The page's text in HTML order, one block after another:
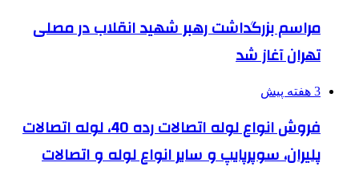
مراسم بزرگداشت رهبر شهید انقلاب در مصلی
تهران آغاز شد
3 هفته پیش
فروش انواع لوله اتصالات رده 40، لوله اتصالات
پلیران، سوپرپایپ و سایر انواع لوله و اتصالات